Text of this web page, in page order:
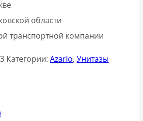
области
транспортной компании
Категории: Azario, Унитазы